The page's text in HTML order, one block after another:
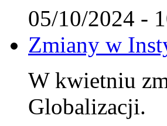
05/10/2024 -
Zmiany w
W kwietniu
Globalizacji.